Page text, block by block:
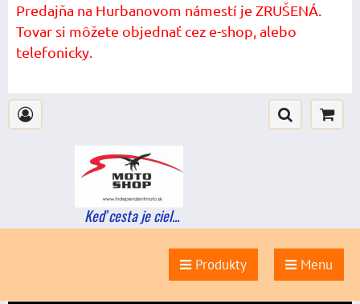
Predajňa na Hurbanovom námestí je ZRUŠENÁ.
Tovar si môžete objednať cez e-shop, alebo
telefonicky.
Keď cesta je ciel...
Produkty Menu